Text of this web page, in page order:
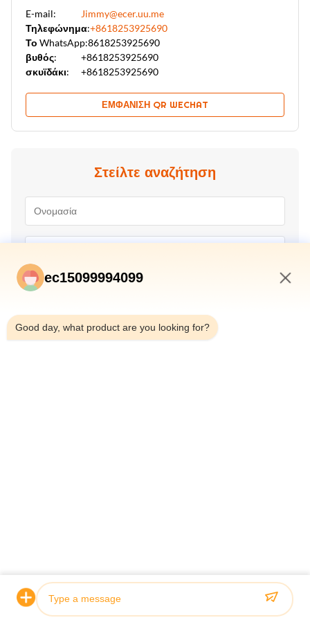
E-mail:
Jimmy@ecer.uu.me
Τηλεφώνημα:+8618253925690
Το WhatsApp:8618253925690
βυθός:
+8618253925690
σκυϊδάκι:
+8618253925690
ΕΜΦΆΝΙΣΗ QR WECHAT
Στείλτε αναζήτηση
© 2026 Jiangsu Sunny Wall Materials Co., Ltd. All Rights Reserved.
ec15099994099
Good day, what product are you looking for?